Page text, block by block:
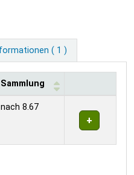
( 1 )
Sammlung
nach 8.67